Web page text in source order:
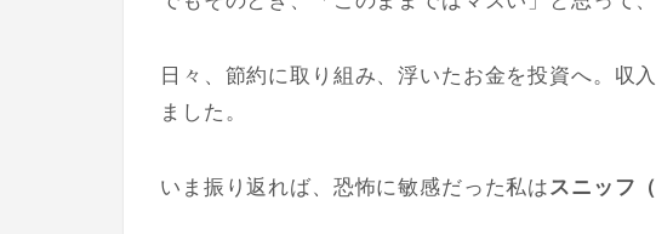
日々、節約に取り組み、浮いたお金を投資へ。収
ました。
いま振り返れば、恐怖に敏感だった私はスニッフ